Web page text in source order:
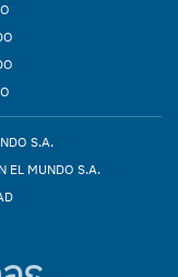
S.A.
EL MUNDO S.A.